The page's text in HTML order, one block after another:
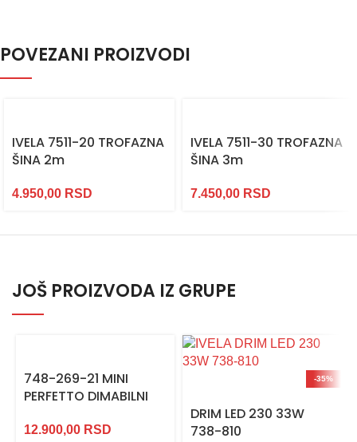
POVEZANI PROIZVODI
IVELA 7511-20 TROFAZNA
ŠINA 2m
4.950,00 RSD
IVELA 7511-30 TROFAZNA
ŠINA 3m
7.450,00 RSD
JOŠ PROIZVODA IZ GRUPE
748-269-21 MINI
PERFETTO DIMABILNI
12.900,00 RSD
-35%
DRIM LED 230 33W
738-810